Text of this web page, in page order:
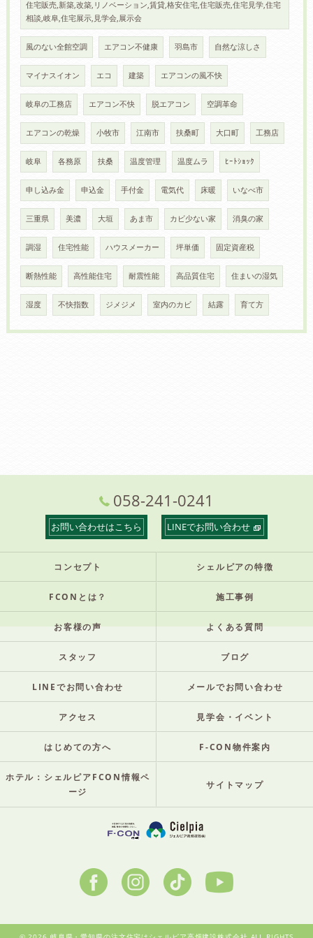
住宅販売,新築,改築,リノベーション,賃貸,格安住宅,住宅販売,住宅見学,住宅
相談,岐阜,住宅展示,見学会,展示会
風のない全館空調 エアコン不健康 羽島市 自然な涼しさ
マイナスイオン エコ 建築 エアコンの風不快
岐阜の工務店 エアコン不快 脱エアコン 空調革命
エアコンの乾燥 小牧市 江南市 扶桑町 大口町 工務店
岐阜 各務原 扶桑 温度管理 温度ムラ ﾋｰﾄｼｮｯｸ
申し込み金 申込金 手付金 電気代 床暖 いなべ市
三重県 美濃 大垣 あま市 カビ少ない家 消臭の家
調湿 住宅性能 ハウスメーカー 坪単価 固定資産税
断熱性能 高性能住宅 耐震性能 高品質住宅 住まいの湿気
湿度 不快指数 ジメジメ 室内のカビ 結露 育て方
058-241-0241
お問い合わせはこちら LINEでお問い合わせ
コンセプト シェルピアの特徴
FCONとは？ 施工事例
お客様の声 よくある質問
スタッフ ブログ
LINEでお問い合わせ メールでお問い合わせ
アクセス 見学会・イベント
はじめての方へ F-CON物件案内
ホテル：シェルピアFCON情報ペ
ージ
サイトマップ